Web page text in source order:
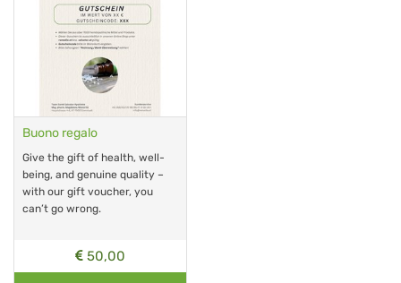
Buono regalo
Give the gift of health, well-
being, and genuine quality –
with our gift voucher, you
can’t go wrong.
50,00